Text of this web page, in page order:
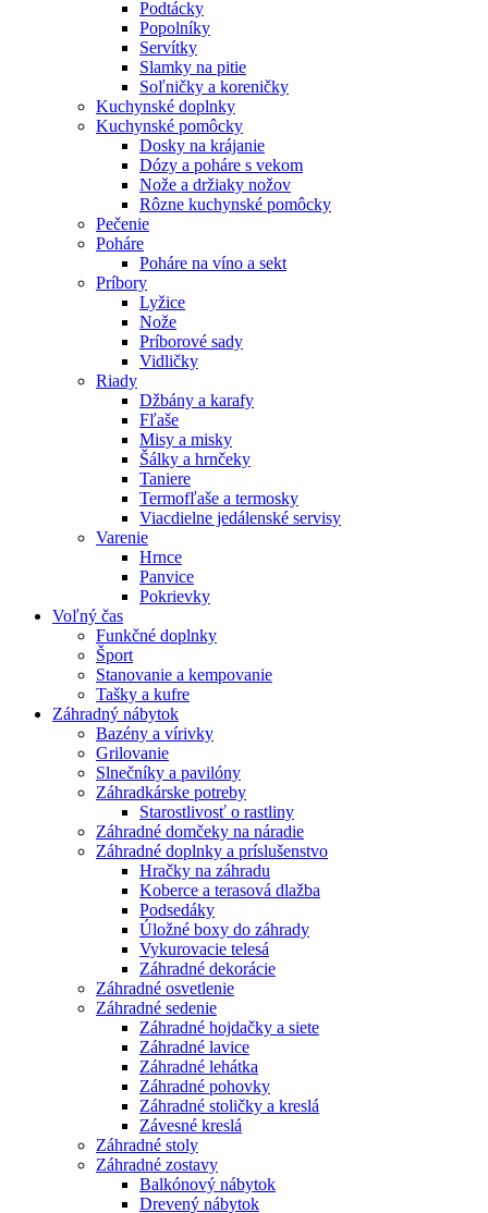
Podtácky
Popolníky
Servítky
Slamky na pitie
Soľničky a koreničky
Kuchynské doplnky
Kuchynské pomôcky
Dosky na krájanie
Dózy a poháre s vekom
Nože a držiaky nožov
Rôzne kuchynské pomôcky
Pečenie
Poháre
Poháre na víno a sekt
Príbory
Lyžice
Nože
Príborové sady
Vidličky
Riady
Džbány a karafy
Fľaše
Misy a misky
Šálky a hrnčeky
Taniere
Termofľaše a termosky
Viacdielne jedálenské servisy
Varenie
Hrnce
Panvice
Pokrievky
Voľný čas
Funkčné doplnky
Šport
Stanovanie a kempovanie
Tašky a kufre
Záhradný nábytok
Bazény a vírivky
Grilovanie
Slnečníky a pavilóny
Záhradkárske potreby
Starostlivosť o rastliny
Záhradné domčeky na náradie
Záhradné doplnky a príslušenstvo
Hračky na záhradu
Koberce a terasová dlažba
Podsedáky
Úložné boxy do záhrady
Vykurovacie telesá
Záhradné dekorácie
Záhradné osvetlenie
Záhradné sedenie
Záhradné hojdačky a siete
Záhradné lavice
Záhradné lehátka
Záhradné pohovky
Záhradné stoličky a kreslá
Závesné kreslá
Záhradné stoly
Záhradné zostavy
Balkónový nábytok
Drevený nábytok